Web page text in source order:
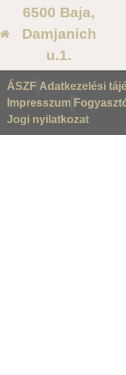
6500 Baja,
Damjanich
u.1.
ÁSZF Adatkezelési
Impresszum
Jogi nyilatkozat